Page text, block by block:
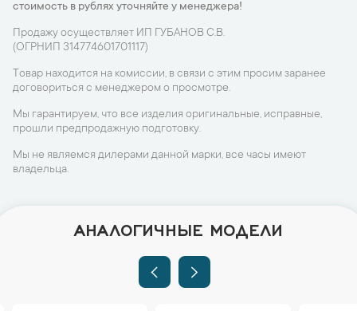
стоимость в рублях уточняйте у менеджера!
Продажу осуществляет ИП ГУБАНОВ С.В.
(ОГРНИП 314774601701117)
Товар находится на комиссии, в связи с этим просим заранее
договориться с менеджером о просмотре.
Мы гарантируем, что все изделия оригинальные, исправные,
прошли предпродажную подготовку.
Мы не являемся дилерами данной марки, все часы имеют
владельца.
АНАЛОГИЧНЫЕ МОДЕЛИ